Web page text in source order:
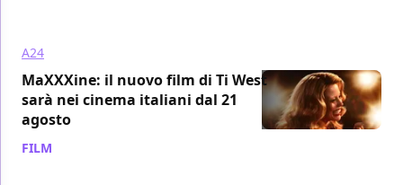
A24
MaXXXine: il nuovo film di Ti West
sarà nei cinema italiani dal 21
agosto
FILM